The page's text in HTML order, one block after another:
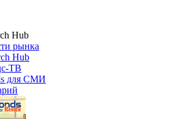
Hub
рынка
Hub
ТВ
для СМИ